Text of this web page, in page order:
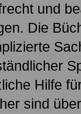
und
Die
Hilfe
sind